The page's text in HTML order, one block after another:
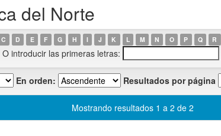
del Norte
C D E F G H I J K L M N O P Q R
O introducir las primeras letras:
En orden: Resultados por página
Mostrando resultados 1 a 2 de 2